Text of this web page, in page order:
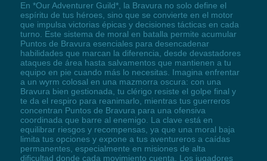
En *Our Adventurer Guild*, la Bravura no solo define el
espíritu de tus héroes, sino que se convierte en el motor
que impulsa victorias épicas y decisiones tácticas en cada
turno. Este sistema de moral en batalla permite acumular
Puntos de Bravura esenciales para desencadenar
habilidades que marcan la diferencia, desde devastadores
ataques de área hasta salvamentos que mantienen a tu
equipo en pie cuando más lo necesitas. Imagina enfrentar
a un wyrm colosal en una mazmorra oscura: con una
Bravura bien gestionada, tu clérigo resiste el golpe final y
te da el respiro para reanimarlo, mientras tus guerreros
concentran Puntos de Bravura para una ofensiva
coordinada que barre al enemigo. La clave está en
equilibrar riesgos y recompensas, ya que una moral baja
limita tus opciones y expone a tus aventureros a caídas
permanentes, especialmente en misiones de alta
dificultad donde cada movimiento cuenta. Los jugadores